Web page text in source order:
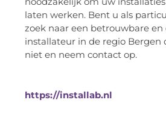
laten werken. Bent u als
zoek naar een betrouwbare en
installateur in de regio Bergen
niet en neem contact op.
https://installab.nl